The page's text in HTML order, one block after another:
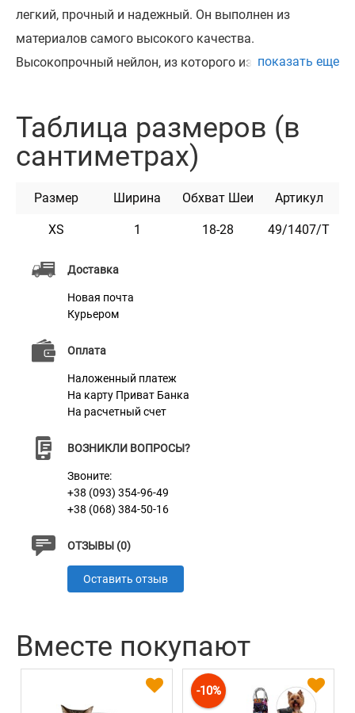
Доставка
Новая почта
Курьером
Оплата
Наложенный платеж
На карту Приват Банка
На расчетный счет
ВОЗНИКЛИ ВОПРОСЫ?
Звоните:
+38 (093) 354-96-49
+38 (068) 384-50-16
ОТЗЫВЫ (0)
Оставить отзыв
легкий, прочный и надежный. Он выполнен из
материалов самого высокого качества.
Высокопрочный нейлон, из которого изготовлен
Ошейник укомплектован пластиковой пряжкой,
которая раскрывается при натяжении.
воды. Он практичен и неприхотлив в уходе.
Доступен в разных расцветках.
Характеристики
Материал
Пряжка
показать еще
Таблица размеров (в
сантиметрах)
Размер Ширина Обхват Шеи Артикул
XS 1 18-28 49/1407/Т
Вместе покупают
-10%